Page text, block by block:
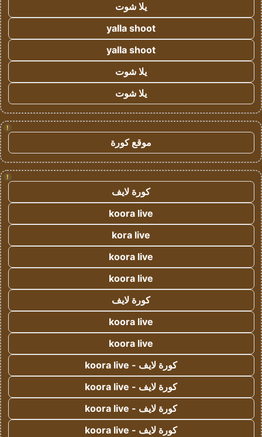
يلا شوت
yalla shoot
yalla shoot
يلا شوت
يلا شوت
!
موقع كورة
!
كورة لايف
koora live
kora live
koora live
koora live
كورة لايف
koora live
koora live
كورة لايف - koora live
كورة لايف - koora live
كورة لايف - koora live
كورة لايف - koora live